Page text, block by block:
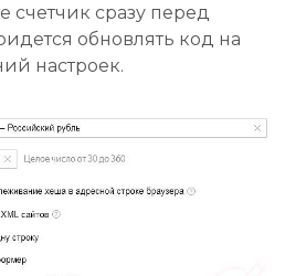
счетчик сразу перед
обновлять код на
настроек.